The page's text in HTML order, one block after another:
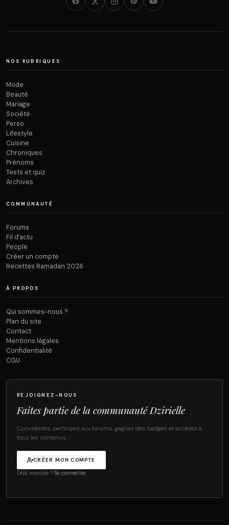
NOS RUBRIQUES
Mode
Beauté
Mariage
Société
Perso
Lifestyle
Cuisine
Chroniques
Prénoms
Tests et quiz
Archives
COMMUNAUTÉ
Forums
Fil d’actu
People
Créer un compte
Recettes Ramadan 2026
À PROPOS
Qui sommes-nous ?
Plan du site
Contact
Mentions légales
Confidentialité
CGU
REJOIGNEZ-NOUS
Faites partie de la communauté Dzirielle
Commentez, participez aux forums, gagnez des badges et accédez à
tous les contenus.
CRÉER MON COMPTE
Déjà membre ? Se connecter